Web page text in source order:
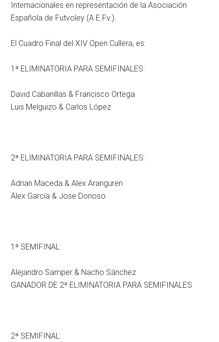
Internacionales en representación de la Asociación
Española de Futvoley (A.E.Fv.).
El Cuadro Final del XIV Open Cullera, es:
1ª ELIMINATORIA PARA SEMIFINALES:
David Cabanillas & Francisco Ortega
Luis Melguizo & Carlos López
2ª ELIMINATORIA PARA SEMIFINALES:
Adrian Maceda & Alex Aranguren
Alex García & Jose Donoso
1ª SEMIFINAL:
Alejandro Samper & Nacho Sánchez
GANADOR DE 2ª ELIMINATORIA PARA SEMIFINALES
2ª SEMIFINAL: